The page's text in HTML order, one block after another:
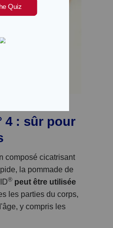
4 : sûr pour
composé cicatrisant
la pommade de
® peut être utilisée
les parties du corps,
y compris les